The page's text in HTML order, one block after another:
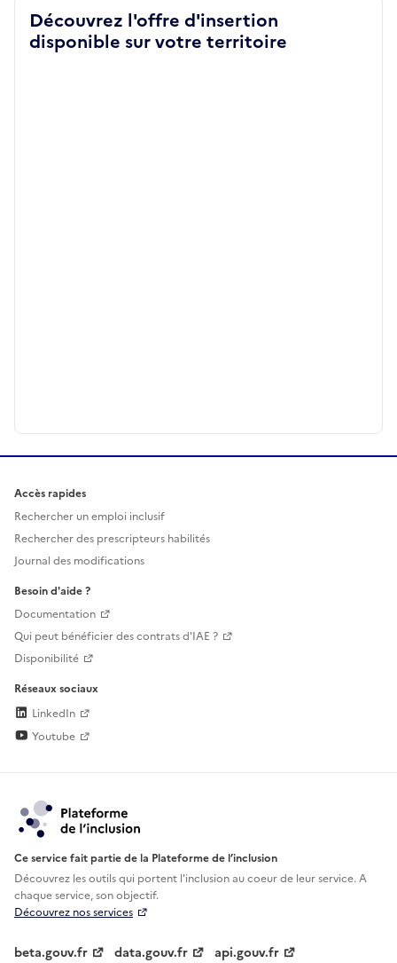
Découvrez l'offre d'insertion
disponible sur votre territoire
Accès rapides
Rechercher un emploi inclusif
Rechercher des prescripteurs habilités
Journal des modifications
Besoin d'aide ?
Documentation
Qui peut bénéficier des contrats d'IAE ?
Disponibilité
Réseaux sociaux
LinkedIn
Youtube
Ce service fait partie de la Plateforme de l’inclusion
Découvrez les outils qui portent l'inclusion aucoeur de leur service. A
chaque service, son objectif.
Découvrez nos services
beta.gouv.fr data.gouv.fr api.gouv.fr